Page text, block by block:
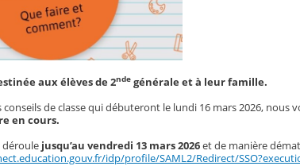
aux élèves de 2nde générale et à leur famille.
conseils de classe qui débuteront le lundi 16 mars 2026,
en cours.
déroule jusqu’au vendredi 13 mars 2026et de manière
idp/profile/SAML2/Redirect/